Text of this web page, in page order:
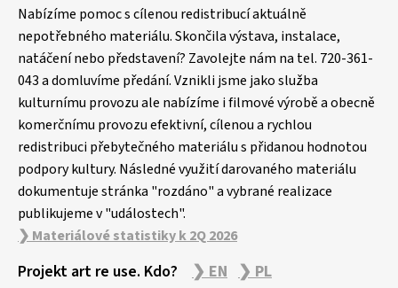
Nabízíme pomoc s cílenou redistribucí aktuálně
nepotřebného materiálu. Skončila výstava, instalace,
natáčení nebo představení? Zavolejte nám na tel. 720-361-
043 a domluvíme předání. Vznikli jsme jako služba
kulturnímu provozu ale nabízíme i filmové výrobě a obecně
komerčnímu provozu efektivní, cílenou a rychlou
redistribuci přebytečného materiálu s přidanou hodnotou
podpory kultury. Následné využití darovaného materiálu
dokumentuje stránka "rozdáno" a vybrané realizace
publikujeme v "událostech".
❯ Materiálové statistiky k 2Q 2026
Projekt art re use. Kdo? ❯ EN ❯ PL